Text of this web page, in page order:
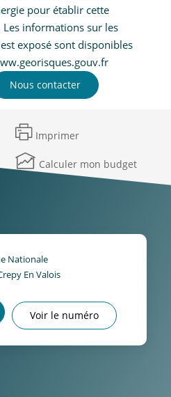
pour établir cette
informations sur les
exposé sont disponibles
Nous contacter
Imprimer
Calculer mon budget
Nationale
En Valois
Voir le numéro